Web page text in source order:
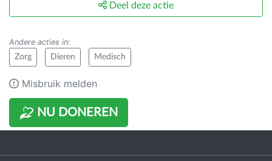
NU DONEREN
Deel deze actie
Andere acties in:
Zorg Dieren Medisch
Misbruik melden